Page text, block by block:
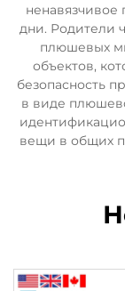
дни. Родители
плюшевых
объектов,
безопасность
в виде
вещи в общих